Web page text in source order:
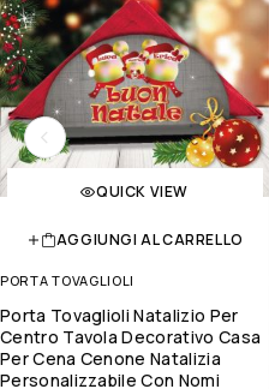
QUICK VIEW
AGGIUNGI AL CARRELLO
PORTA TOVAGLIOLI
Porta Tovaglioli Natalizio Per
Centro Tavola Decorativo Casa
Per Cena Cenone Natalizia
Personalizzabile Con Nomi